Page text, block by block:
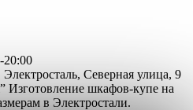
20:00
Северная улица, 9
Изготовление шкафов-купе на
в Электростали.